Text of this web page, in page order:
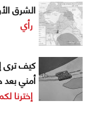
الشرق
رأي
كيف ترى
أمني بعد
إخترنا